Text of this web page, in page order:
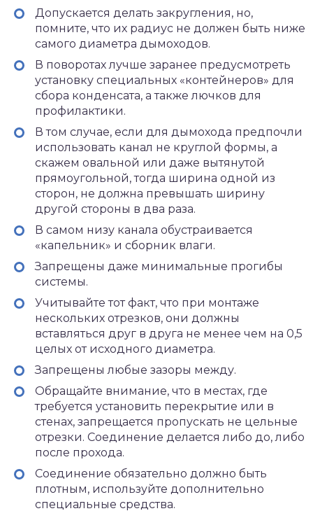
Допускается делать закругления, но,
помните, что их радиус не должен быть ниже
самого диаметра дымоходов.
В поворотах лучше заранее предусмотреть
установку специальных «контейнеров» для
сбора конденсата, а также лючков для
профилактики.
В том случае, если для дымохода предпочли
использовать канал не круглой формы, а
скажем овальной или даже вытянутой
прямоугольной, тогда ширина одной из
сторон, не должна превышать ширину
другой стороны в два раза.
В самом низу канала обустраивается
«капельник» и сборник влаги.
Запрещены даже минимальные прогибы
системы.
Учитывайте тот факт, что при монтаже
нескольких отрезков, они должны
вставляться друг в друга не менее чем на 0,5
целых от исходного диаметра.
Запрещены любые зазоры между.
Обращайте внимание, что в местах, где
требуется установить перекрытие или в
стенах, запрещается пропускать не цельные
отрезки. Соединение делается либо до, либо
после прохода.
Соединение обязательно должно быть
плотным, используйте дополнительно
специальные средства.